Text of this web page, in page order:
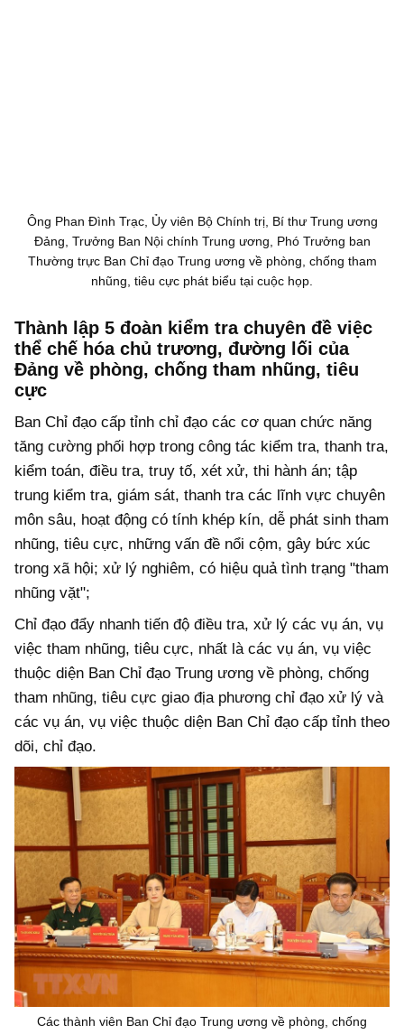
Ông Phan Đình Trạc, Ủy viên Bộ Chính trị, Bí thư Trung ương
Đảng, Trưởng Ban Nội chính Trung ương, Phó Trưởng ban
Thường trực Ban Chỉ đạo Trung ương về phòng, chống tham
nhũng, tiêu cực phát biểu tại cuộc họp.
Thành lập 5 đoàn kiểm tra chuyên đề việc
thể chế hóa chủ trương, đường lối của
Đảng về phòng, chống tham nhũng, tiêu
cực
Ban Chỉ đạo cấp tỉnh chỉ đạo các cơ quan chức năng
tăng cường phối hợp trong công tác kiểm tra, thanh tra,
kiểm toán, điều tra, truy tố, xét xử, thi hành án; tập
trung kiểm tra, giám sát, thanh tra các lĩnh vực chuyên
môn sâu, hoạt động có tính khép kín, dễ phát sinh tham
nhũng, tiêu cực, những vấn đề nổi cộm, gây bức xúc
trong xã hội; xử lý nghiêm, có hiệu quả tình trạng "tham
nhũng vặt";
Chỉ đạo đẩy nhanh tiến độ điều tra, xử lý các vụ án, vụ
việc tham nhũng, tiêu cực, nhất là các vụ án, vụ việc
thuộc diện Ban Chỉ đạo Trung ương về phòng, chống
tham nhũng, tiêu cực giao địa phương chỉ đạo xử lý và
các vụ án, vụ việc thuộc diện Ban Chỉ đạo cấp tỉnh theo
dõi, chỉ đạo.
Các thành viên Ban Chỉ đạo Trung ương về phòng, chống